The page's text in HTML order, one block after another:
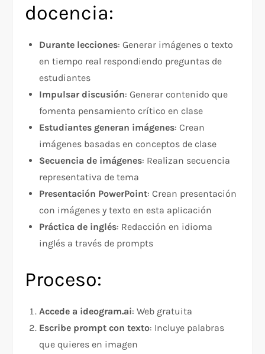
docencia:
Durante lecciones: Generar imágenes o texto
en tiempo real respondiendo preguntas de
estudiantes
Impulsar discusión: Generar contenido que
fomenta pensamiento crítico en clase
Estudiantes generan imágenes: Crean
imágenes basadas en conceptos de clase
Secuencia de imágenes: Realizan secuencia
representativa de tema
Presentación PowerPoint: Crean presentación
con imágenes y texto en esta aplicación
Práctica de inglés: Redacción en idioma
inglés a través de prompts
Proceso:
Accede a ideogram.ai: Web gratuita
Escribe prompt con texto: Incluye palabras
que quieres en imagen